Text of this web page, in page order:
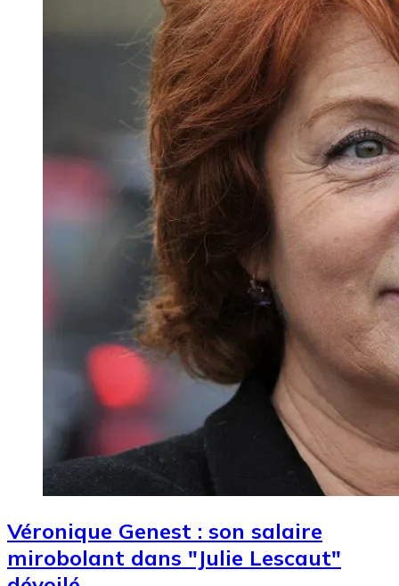
Véronique Genest : son salaire
mirobolant dans "Julie Lescaut"